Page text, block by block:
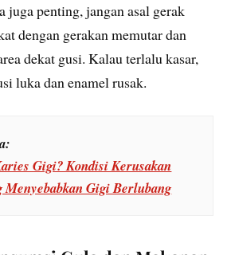
juga penting, jangan asal gerak
dengan gerakan memutar dan
dekat gusi. Kalau terlalu kasar,
luka dan enamel rusak.
Gigi? Kondisi Kerusakan
Menyebabkan Gigi Berlubang